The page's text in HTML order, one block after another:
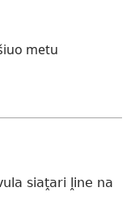
metu
siaṱari ḽine na